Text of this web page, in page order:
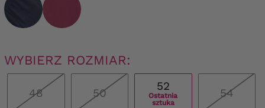
WYBIERZ ROZMIAR:
48 50
52
Ostatnia
sztuka
54